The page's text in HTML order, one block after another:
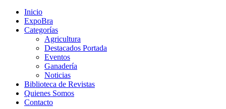
Inicio
ExpoBra
Categorías
Agricultura
Destacados Portada
Eventos
Ganadería
Noticias
Biblioteca de Revistas
Quienes Somos
Contacto